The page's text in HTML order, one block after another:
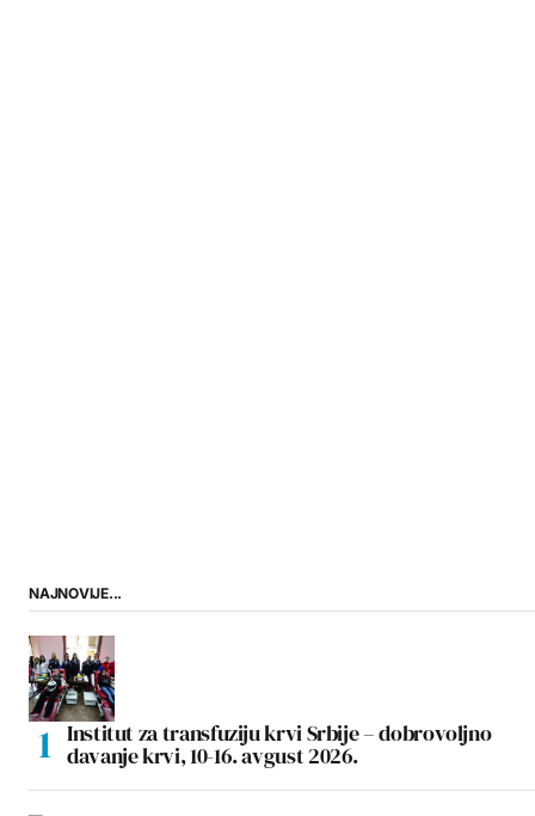
NAJNOVIJE...
Institut za transfuziju krvi Srbije – dobrovoljno
davanje krvi, 10-16. avgust 2026.